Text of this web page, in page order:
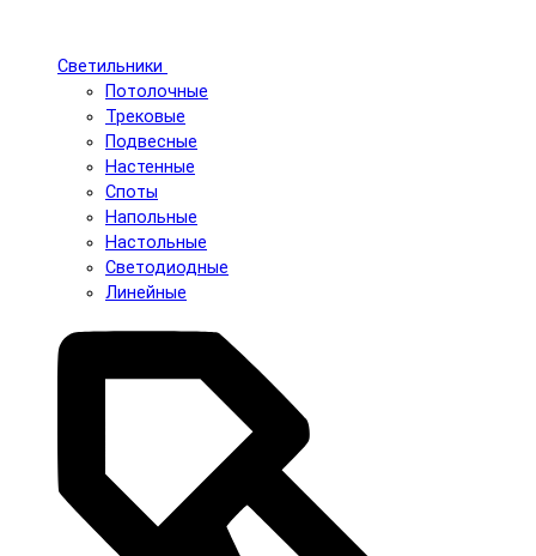
Светильники
Потолочные
Трековые
Подвесные
Настенные
Споты
Напольные
Настольные
Светодиодные
Линейные